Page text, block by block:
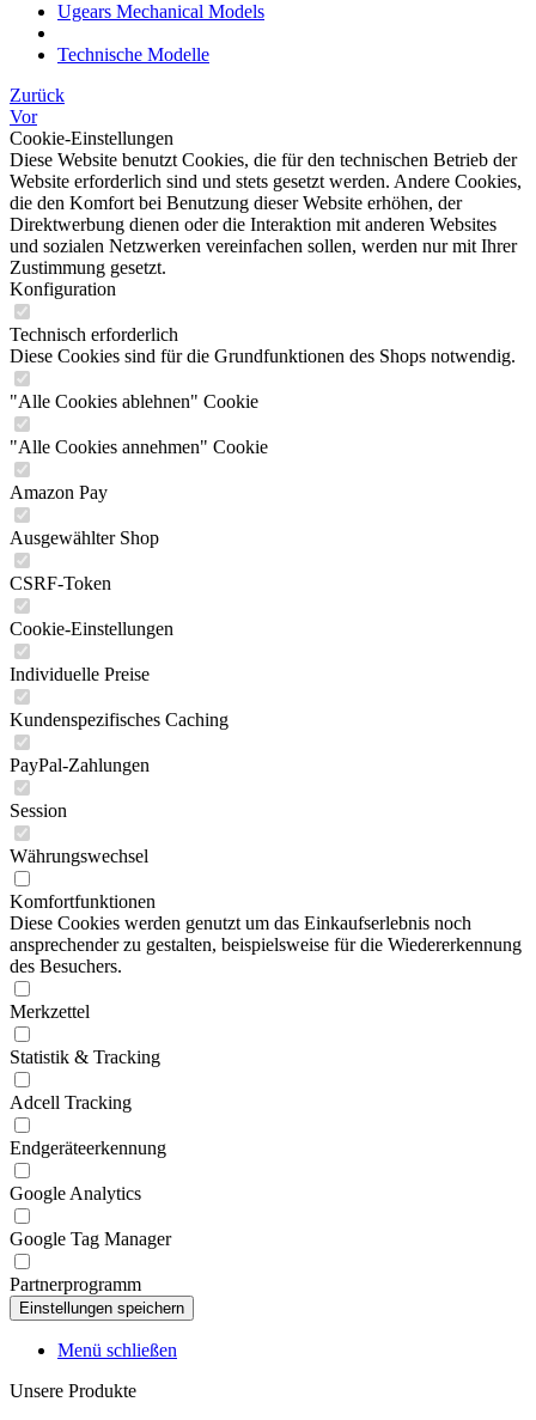
Ugears Mechanical Models
Technische Modelle
Zurück
Vor
Cookie-Einstellungen
Diese Website benutzt Cookies, die für den technischen Betrieb der
Website erforderlich sind und stets gesetzt werden. Andere Cookies,
die den Komfort bei Benutzung dieser Website erhöhen, der
Direktwerbung dienen oder die Interaktion mit anderen Websites
und sozialen Netzwerken vereinfachen sollen, werden nur mit Ihrer
Zustimmung gesetzt.
Konfiguration
Technisch erforderlich
Diese Cookies sind für die Grundfunktionen des Shops notwendig.
"Alle Cookies ablehnen" Cookie
"Alle Cookies annehmen" Cookie
Amazon Pay
Ausgewählter Shop
CSRF-Token
Cookie-Einstellungen
Individuelle Preise
Kundenspezifisches Caching
PayPal-Zahlungen
Session
Währungswechsel
Komfortfunktionen
Diese Cookies werden genutzt um das Einkaufserlebnis noch
ansprechender zu gestalten, beispielsweise für die Wiedererkennung
des Besuchers.
Merkzettel
Statistik & Tracking
Adcell Tracking
Endgeräteerkennung
Google Analytics
Google Tag Manager
Partnerprogramm
Menü schließen
Unsere Produkte